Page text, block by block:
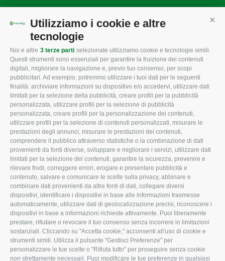
Utilizziamo i cookie e altre
tecnologie
Noi e altre 3 terze parti selezionate utilizziamo cookie e tecnologie simili.
Questi strumenti sono essenziali per garantire la fruizione dei contenuti
digitali, migliorare la navigazione e, previo tuo consenso, per scopi
pubblicitari. Ad esempio, potremmo utilizzare i tuoi dati per le seguenti
finalità: archiviare informazioni su dispositivo e/o accedervi, utilizzare dati
limitati per la selezione della pubblicità, creare profili per la pubblicità
personalizzata, utilizzare profili per la selezione di pubblicità
personalizzata, creare profili per la personalizzazione dei contenuti,
utilizzare profili per la selezione di contenuti personalizzati, misurare le
prestazioni degli annunci, misurare le prestazioni dei contenuti,
comprendere il pubblico attraverso statistiche o la combinazione di dati
provenienti da fonti diverse, sviluppare e migliorare i servizi, utilizzare dati
limitati per la selezione dei contenuti, garantire la sicurezza, prevenire e
rilevare frodi, correggere errori, erogare e presentare pubblicità e
contenuto, salvare e comunicare le scelte sulla privacy, abbinare e
combinare dati provenienti da altre fonti di dati, collegare diversi
dispositivi, identificare i dispositivi in base alle informazioni trasmesse
automaticamente, utilizzare dati di geolocalizzazione precisi, riconoscere i
dispositivi in base a informazioni richieste attivamente. Puoi liberamente
prestare, rifiutare o revocare il tuo consenso senza incorrere in limitazioni
sostanziali. Cliccando su "Accetta cookie," acconsenti all'uso di cookie e
strumenti simili. Utilizza il pulsante "Gestisci Preferenze" per
personalizzare le tue scelte o "Rifiuta tutto" per proseguire senza cookie
non strettamente necessari. Puoi modificare le tue preferenze in qualsiasi
CONFAGRICOLTURA
ROVIGO
L'Associazione
Missione e Progetto
Organigramma aziendale
I Nostri Servizi
Uffici della Sede
provinciale
Le Sedi di Zona
Agricoltori S.r.l.
Whistleblowing
Confagricoltura Rovigo e
Agricoltori srl
CONFAGRICOLTURA
INFORMA
Tecnico
Fiscale
Lavoro
Ambiente
Associazione
CONFAGRICOLTURA
ATTIVA
Notizie in evidenza
Eventi
Comunicati Stampa
Video